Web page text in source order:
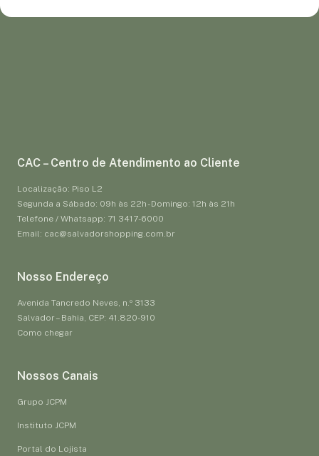
CAC – Centro de Atendimento ao Cliente
Localização: Piso L2
Segunda a Sábado: 09h às 22h - Domingo: 12h às 21h
Telefone / Whatsapp: 71 3417-6000
Email: cac@salvadorshopping.com.br
Nosso Endereço
Avenida Tancredo Neves, n.º 3133
Salvador – Bahia, CEP: 41.820-910
Como chegar
Nossos Canais
Grupo JCPM
Instituto JCPM
Portal do Lojista